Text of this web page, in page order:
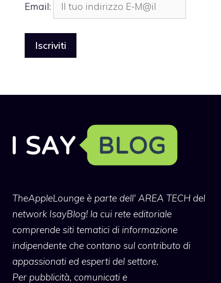
Email:
TheAppleLounge è parte dell' AREA TECH del
network IsayBlog! la cui rete editoriale
comprende siti tematici di informazione
indipendente che contano sul contributo di
appassionati ed esperti del settore.
Per pubblicità, comunicati e